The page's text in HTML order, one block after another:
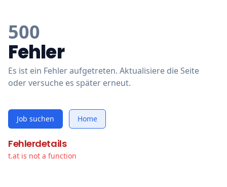
500
Fehler
Es ist ein Fehler aufgetreten. Aktualisiere die Seite
oder versuche es später erneut.
Job suchen Home
Fehlerdetails
t.at is not a function